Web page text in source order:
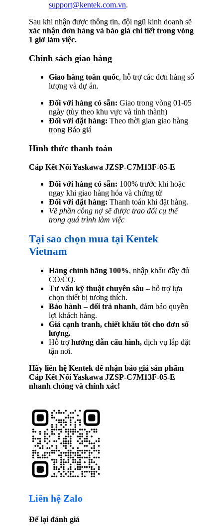
support@kentek.com.vn.
Sau khi nhận được thông tin, đội ngũ kinh doanh sẽ
xác nhận đơn hàng và báo giá chi tiết trong vòng
1 giờ làm việc.
Chính sách giao hàng
Giao hàng toàn quốc, hỗ trợ các đơn hàng số
lượng và dự án.
Đối với hàng có sẵn: Giao trong vòng 01-05
ngày (tùy theo khu vực và tỉnh thành)
Đối với đặt hàng: Theo thời gian giao hàng
trong Báo giá
Hình thức thanh toán
Cáp Kết Nối Yaskawa JZSP-C7M13F-05-E
Đối với hàng có sẵn: 100% trước khi hoặc
ngay khi giao hàng hóa và chứng từ
Đối với đặt hàng: Thanh toán khi đặt hàng.
Về phần công nợ sẽ được trao đổi cụ thể
trong quá trình làm việc
Tại sao chọn mua tại Kentek
Vietnam
Hàng chính hãng 100%, nhập khẩu đầy đủ
CO/CQ.
Tư vấn kỹ thuật chuyên sâu – hỗ trợ lựa
chọn thiết bị tương thích.
Bảo hành – đổi trả nhanh, đảm bảo quyền
lợi khách hàng.
Giá cạnh tranh, chiết khấu tốt cho đơn số
lượng.
Hỗ trợhướng dẫn cấu hình, dịch vụ lắp đặt
tận nơi.
Hãy liên hệ Kentek để nhận báo giá sản phẩm
Cáp Kết Nối Yaskawa JZSP-C7M13F-05-E
nhanh chóng và chính xác!
Liên hệ Zalo
Để lại đánh giá